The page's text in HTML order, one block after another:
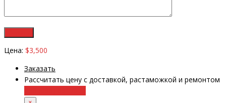
Цена: $3,500
Заказать
Рассчитать цену с доставкой, растаможкой и ремонтом